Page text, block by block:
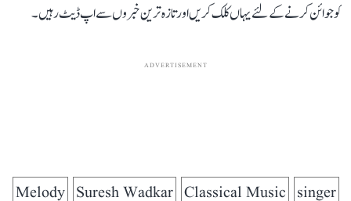
کو جوائن کرنے کے لئے یہاں کلک کریں اور تازہ ترین خبروں سے اپ ڈیٹ رہیں۔
ADVERTISEMENT
singer
Classical Music
Suresh Wadkar
Melody